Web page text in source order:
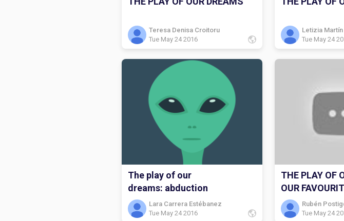
Teresa Denisa Croitoru
Tue May 24 2016
Letizia
Tue May 24
The play of our
dreams: abduction
Lara Carrera Estébanez
Tue May 24 2016
THE PLAY OF
OUR
Rubén
Tue May 24